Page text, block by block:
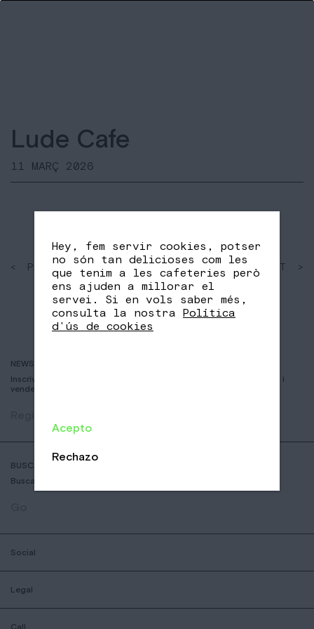
Lude Cafe
11 MARÇ 2026
< PAST
SHARE
FB
TW
NEXT >
NEWSLETTER
Inscriviu-vos per rebre informació sobre nous cafès, esdeveniments i
vendes
BUSCADOR DE COFFESSHOPS
Busca la botiga nomad mes aprop teu
Social
Legal
Hey, fem servir cookies, potser
no són tan delicioses com les
que tenim a les cafeteries però
ens ajuden a millorar el
servei. Si en vols saber més,
consulta la nostra Política
d'ús de cookies
Acepto
Rechazo